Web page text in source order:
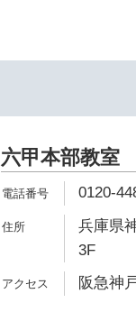
六甲本部教室
0120-
兵庫県
3F
阪急神